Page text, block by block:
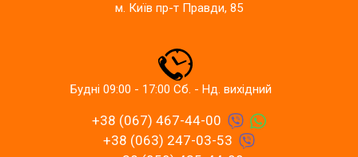
м. Київ пр-т Правди, 85
Будні 09:00 - 17:00 Сб. - Нд. вихідний
+38 (067) 467-44-00
+38 (063) 247-03-53